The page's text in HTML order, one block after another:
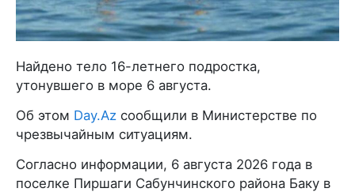
Найдено тело 16-летнего подростка,
утонувшего в море 6 августа.
Об этом Day.Az сообщили в Министерстве по
чрезвычайным ситуациям.
Согласно информации, 6 августа 2026 года в
поселке Пиршаги Сабунчинского района Баку в